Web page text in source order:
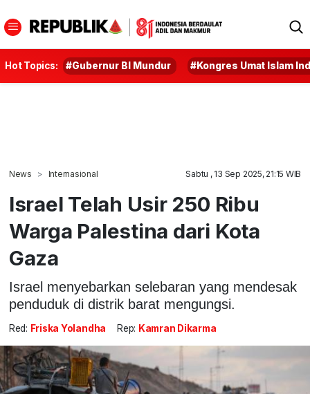
Hot Topics: #Gubernur BI Mundur #Kongres Umat Islam
News Internasional Sabtu , 13 Sep 2025, 21:15 WIB
Israel Telah Usir 250 Ribu
Warga Palestina dari Kota
Gaza
Israel menyebarkan selebaran yang mendesak
penduduk di distrik barat mengungsi.
Red: Friska Yolandha Rep: Kamran Dikarma